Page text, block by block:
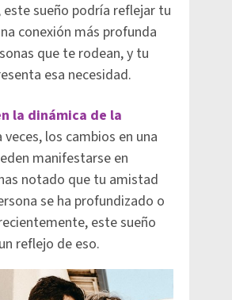
sueño podría reflejar tu
conexión más profunda
que te rodean, y tu
esa necesidad.
la dinámica de la
veces, los cambios en una
manifestarse en
notado que tu amistad
se ha profundizado o
este sueño
reflejo de eso.